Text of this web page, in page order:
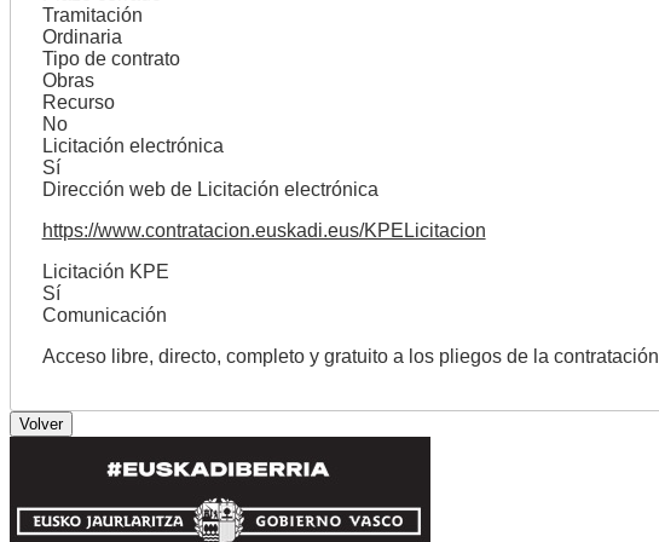
Tramitación
Ordinaria
Tipo de contrato
Obras
Recurso
No
Licitación electrónica
Sí
Dirección web de Licitación electrónica
https://www.contratacion.euskadi.eus/KPELicitacion
Licitación KPE
Sí
Comunicación
Acceso libre, directo, completo y gratuito a los pliegos de la contratación